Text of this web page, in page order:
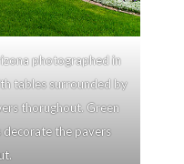
photographed in
tables surrounded by
thorughout. Green
decorate the pavers